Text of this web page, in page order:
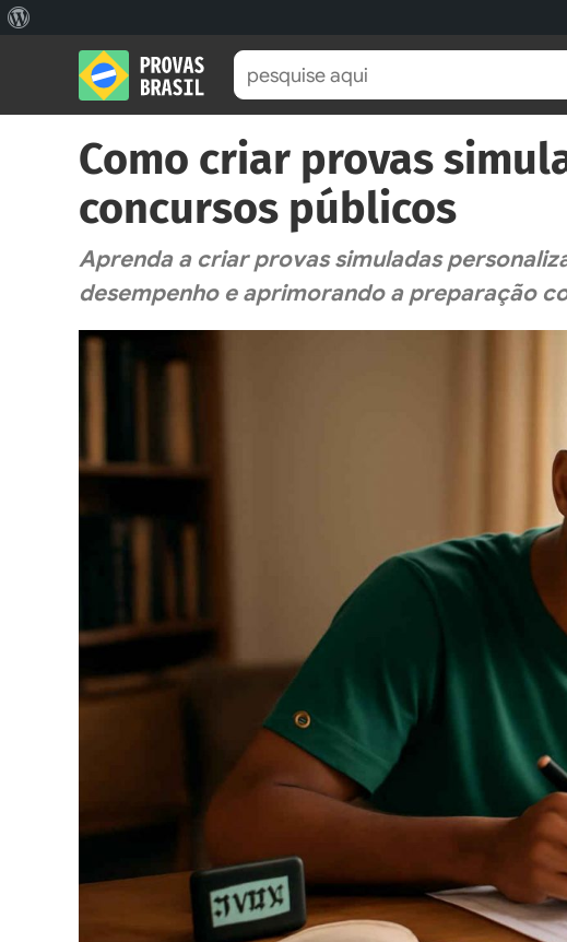
WordPress
Como criar provas
concursos públicos
Aprenda a criar provas simuladas
desempenho e aprimorando a preparação